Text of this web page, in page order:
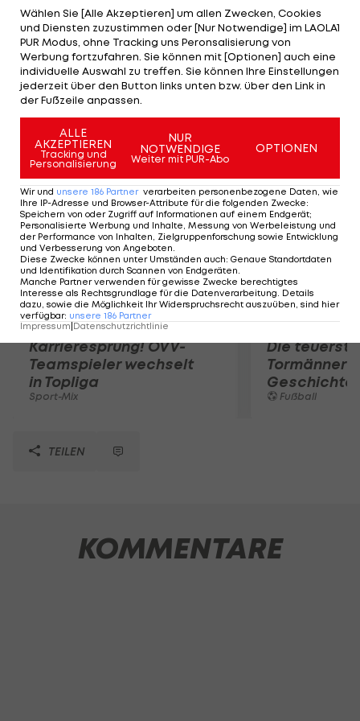
Legia-Hintermannschaft und trifft nach Flanke von
Reiter per Kopf. Zehn Minuten später verwandelt
Hadzic einen Hands-Elfmeter zum 2:0. Wawrzyniak
muss dafür zudem mit Gelb-Rot vom Platz. Kurz
vor Ende gelingt Ljuboja (85.) allerdings der
Anschluss-Treffer.
Mehr zum Thema
Karrieresprung! ÖVV-
Teamspieler wechselt
in Topliga
Sport-Mix
Die
Tormänner
Geschichte
Fußball
TEILEN
KOMMENTARE
Wählen Sie [Alle Akzeptieren] um allen Zwecken, Cookies
und Diensten zuzustimmen oder [Nur Notwendige] im LAOLA1
PUR Modus, ohne Tracking uns Peronsalisierung von
Werbung fortzufahren. Sie können mit [Optionen] auch eine
individuelle Auswahl zu treffen. Sie können Ihre Einstellungen
jederzeit über den Button links unten bzw. über den Link in
der Fußzeile anpassen.
ALLE
AKZEPTIEREN
Tracking und
Personalisierung
NUR
NOTWENDIGE
Weiter mit PUR-Abo
OPTIONEN
Wir und unsere 186 Partner verarbeiten personenbezogene Daten, wie
Ihre IP-Adresse und Browser-Attribute für die folgenden Zwecke:
Speichern von oder Zugriff auf Informationen auf einem Endgerät;
Personalisierte Werbung und Inhalte, Messung von Werbeleistung und
der Performance von Inhalten, Zielgruppenforschung sowie Entwicklung
und Verbesserung von Angeboten.
Diese Zwecke können unter Umständen auch: Genaue Standortdaten
und Identifikation durch Scannen von Endgeräten.
Manche Partner verwenden für gewisse Zwecke berechtigtes
Interesse als Rechtsgrundlage für die Datenverarbeitung. Details
dazu, sowie die Möglichkeit Ihr Widerspruchsrecht auszuüben, sind hier
verfügbar: unsere 186 Partner
Impressum Datenschutzrichtlinie